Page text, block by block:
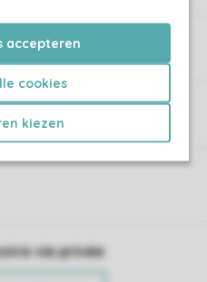
accepteren
cookies
kiezen
vie privée